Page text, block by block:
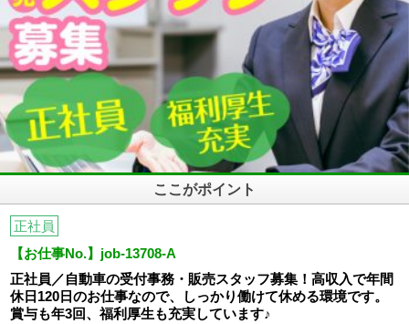
ここがポイント
正社員
【お仕事No.】job-13708-A
正社員／自動車の受付事務・販売スタッフ募集！高収入で年間
休日120日のお仕事なので、しっかり働けて休める環境です。
賞与も年3回、福利厚生も充実しています♪